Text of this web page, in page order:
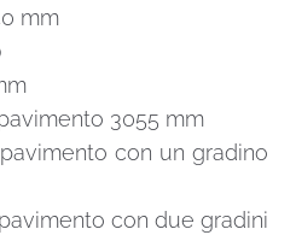
mm
3055 mm
con un gradino
con due gradini